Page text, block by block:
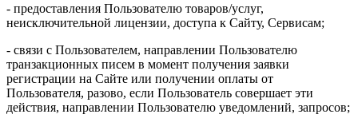
- предоставления Пользователю товаров/услуг,
неисключительной лицензии, доступа к Сайту, Сервисам;
- связи с Пользователем, направлении Пользователю
транзакционных писем в момент получения заявки
регистрации на Сайте или получении оплаты от
Пользователя, разово, если Пользователь совершает эти
действия, направлении Пользователю уведомлений, запросов;